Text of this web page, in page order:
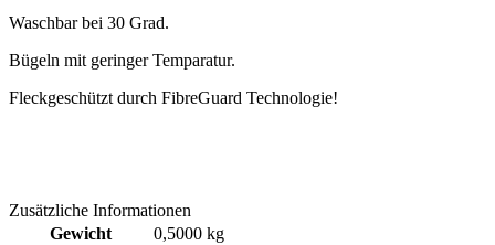
Waschbar bei 30 Grad.
Bügeln mit geringer Temparatur.
Fleckgeschützt durch FibreGuard Technologie!
Zusätzliche Informationen
Gewicht
0,5000 kg